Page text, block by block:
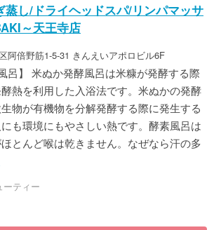
蒸し/ドライヘッドスパ/リンパマッサ
～天王寺店
阿倍野筋1-5-31 きんえいアポロビル6F
呂】 米ぬか発酵風呂は米糠が発酵する際
熱を利用した入浴法です。米ぬかの発酵
物が有機物を分解発酵する際に発生する
も環境にもやさしい熱です。酵素風呂は
とんど喉は乾きません。なぜなら汗の多
ティー